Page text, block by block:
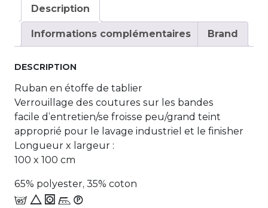
Description
Informations complémentaires Brand
DESCRIPTION
Ruban en étoffe de tablier
Verrouillage des coutures sur les bandes
facile d’entretien/se froisse peu/grand teint
approprié pour le lavage industriel et le finisher
Longueur x largeur :
100 x 100 cm
65% polyester, 35% coton
e 8 1 n_W